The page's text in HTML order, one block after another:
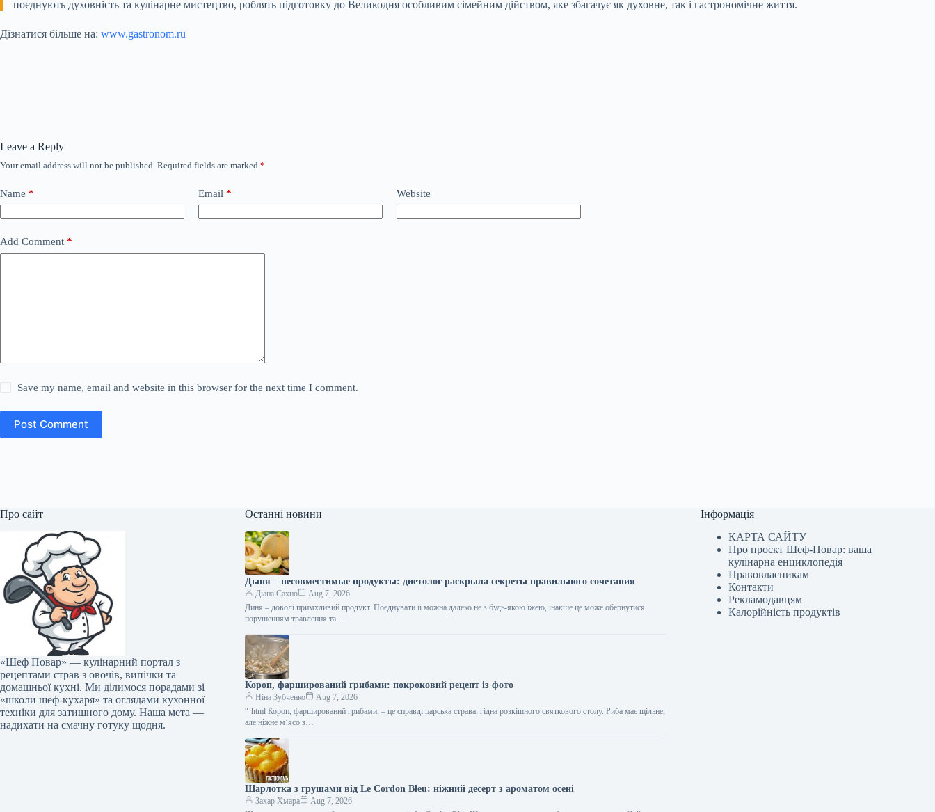
поєднують духовність та кулінарне мистецтво, роблять підготовку до Великодня особливим сімейним дійством, яке збагачує як духовне, так і гастрономічне життя.
Дізнатися більше на: www.gastronom.ru
Leave a Reply
Your email address will not be published. Required fields are marked *
Name * Email * Website
Add Comment *
Save my name, email and website in this browser for the next time I comment.
Post Comment
Про сайт
«Шеф Повар» — кулінарний портал з
рецептами страв з овочів, випічки та
домашньої кухні. Ми ділимося порадами зі
«школи шеф-кухаря» та оглядами кухонної
техніки для затишного дому. Наша мета —
надихати на смачну готуку щодня.
Останні новини
Дыня – несовместимые продукты: диетолог раскрыла секреты правильного сочетания
Діана Сахно
Aug 7, 2026
Диня – доволі примхливий продукт. Поєднувати її можна далеко не з будь-якою їжею, інакше це може обернутися
порушенням травлення та…
Короп, фарширований грибами: покроковий рецепт із фото
Ніна Зубченко
Aug 7, 2026
“`html Короп, фарширований грибами, – це справді царська страва, гідна розкішного святкового столу. Риба має щільне,
але ніжне м’ясо з…
Шарлотка з грушами від Le Cordon Bleu: ніжний десерт з ароматом осені
Захар Хмара
Aug 7, 2026
Інформація
КАРТА САЙТУ
Про проєкт Шеф-Повар: ваша
кулінарна енциклопедія
Правовласникам
Контакти
Рекламодавцям
Калорійність продуктів